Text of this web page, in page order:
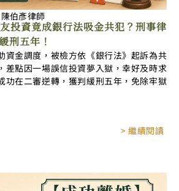
陳伯彥律師
投資竟成銀行法吸金共犯？刑事律
刑五年！
資金調度，被檢方依《銀行法》起訴為共
差點因一場誤信投資夢入獄，幸好及時求
功在二審逆轉，獲判緩刑五年，免除牢獄
> 繼續閱讀